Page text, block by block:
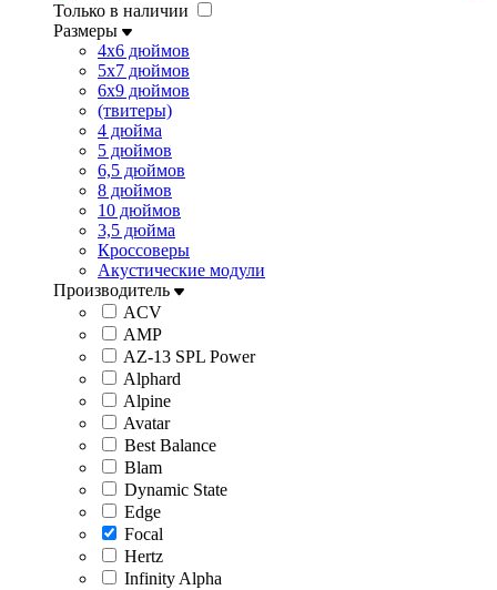
Только в наличии
Размеры
4x6 дюймов
5x7 дюймов
6x9 дюймов
(твитеры)
4 дюйма
5 дюймов
6,5 дюймов
8 дюймов
10 дюймов
3,5 дюйма
Кроссоверы
Акустические модули
Производитель
ACV
AMP
AZ-13 SPL Power
Alphard
Alpine
Avatar
Best Balance
Blam
Dynamic State
Edge
Focal
Hertz
Infinity Alpha